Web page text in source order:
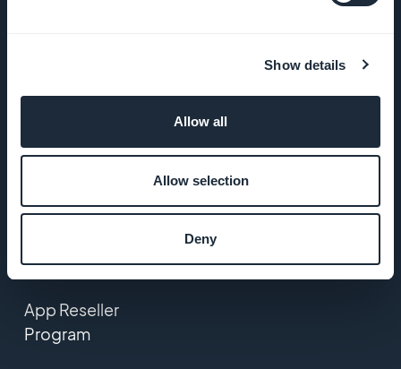
Show details
Allow all
Allow selection
Deny
eCommerce app
PWA Maken
Lijst met extensies
App Reseller
Program